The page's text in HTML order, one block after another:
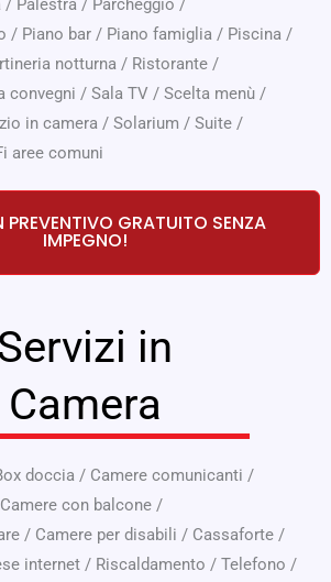
/ Palestra / Parcheggio /
/ Piano bar / Piano famiglia / Piscina /
notturna / Ristorante /
convegni / Sala TV / Scelta menù /
in camera / Solarium / Suite /
aree comuni
PREVENTIVO GRATUITO SENZA
IMPEGNO!
in
Camera
doccia / Camere comunicanti /
Camere con balcone /
/ Camere per disabili / Cassaforte /
internet / Riscaldamento / Telefono /